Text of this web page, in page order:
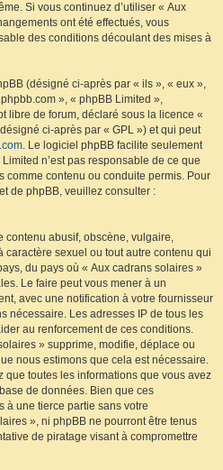
Si vous continuez d’utiliser « Aux
ont été effectués, vous
des conditions découlant des mises à
(désigné ci-après par « ils », « eux »,
», « phpBB Limited »,
libre de forum, déclaré sous la licence «
ci-après par « GPL ») et qui peut
. Le logiciel phpBB facilite seulement
n’est pas responsable de ce que
comme contenu ou conduite permis. Pour
de phpBB, veuillez consulter :
contenu abusif, obscène, vulgaire,
caractère sexuel ou tout autre contenu qui
du pays où « Aux cadrans solaires »
Le faire peut vous mener à un
avec une notification à votre fournisseur
nécessaire. Les adresses IP de tous les
au renforcement de ces conditions.
» supprime, modifie, déplace ou
nous estimons que cela est nécessaire.
que toutes les informations que vous avez
de données. Bien que ces
à une tierce partie sans votre
», ni phpBB ne pourront être tenus
de piratage visant à compromettre